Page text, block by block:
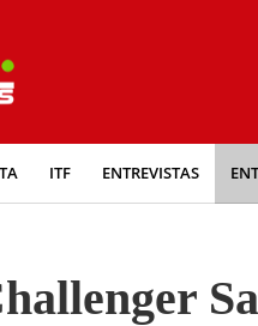
ITF ENTREVISTAS